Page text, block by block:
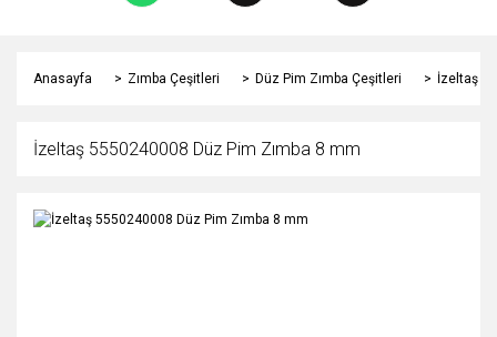
Anasayfa Zımba Çeşitleri Düz Pim Zımba Çeşitleri İzeltaş
İzeltaş 5550240008 Düz Pim Zımba 8 mm